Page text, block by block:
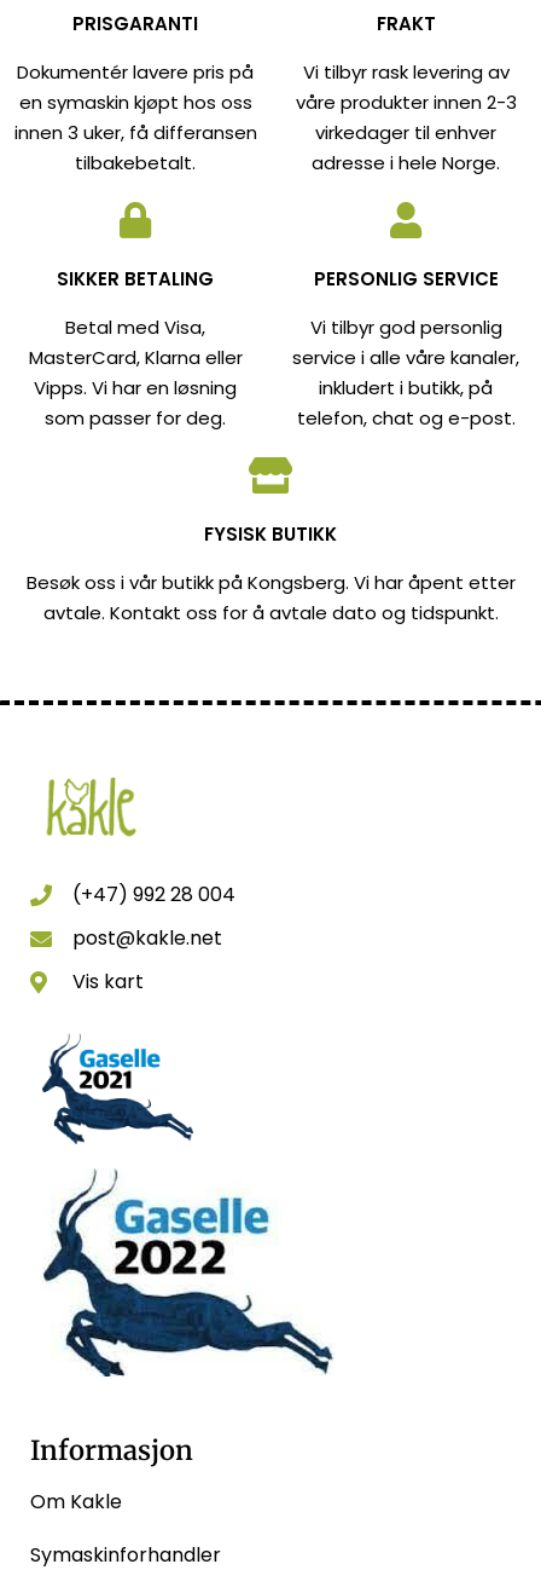
PRISGARANTI
Dokumentér lavere pris på
en symaskin kjøpt hos oss
innen 3 uker, få differansen
tilbakebetalt.
FRAKT
Vi tilbyr rask levering av
våre produkter innen 2-3
virkedager til enhver
adresse i hele Norge.
SIKKER BETALING
Betal med Visa,
MasterCard, Klarna eller
Vipps. Vi har en løsning
som passer for deg.
PERSONLIG SERVICE
Vi tilbyr god personlig
service i alle våre kanaler,
inkludert i butikk, på
telefon, chat og e-post.
FYSISK BUTIKK
Besøk oss i vår butikk på Kongsberg. Vi har åpent etter
avtale. Kontakt oss for å avtale dato og tidspunkt.
(+47) 992 28 004
post@kakle.net
Vis kart
Informasjon
Om Kakle
Symaskinforhandler